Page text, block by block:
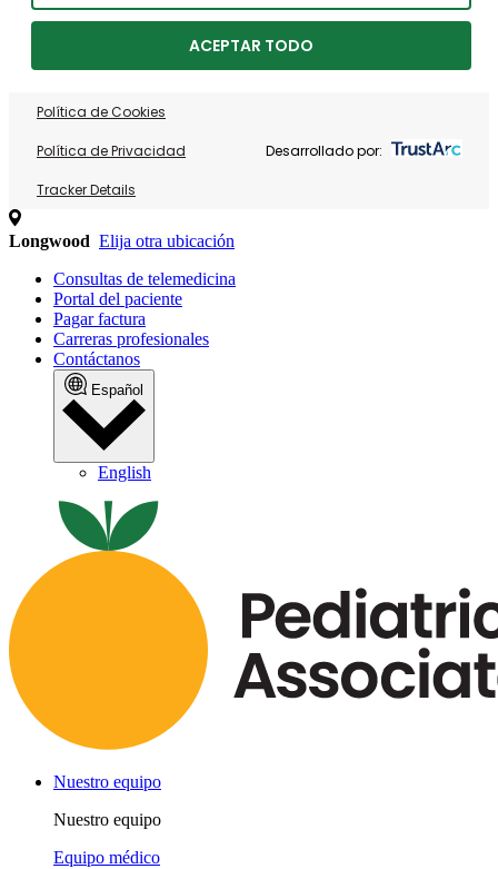
ACEPTAR TODO
Política de Cookies
Política de Privacidad
Tracker Details
Desarrollado por:
Longwood Elija otra ubicación
Consultas de telemedicina
Portal del paciente
Pagar factura
Carreras profesionales
Contáctanos
Español
English
Nuestro equipo
Nuestro equipo
Equipo médico